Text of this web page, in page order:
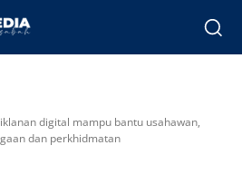
digital mampu bantu usahawan,
dan perkhidmatan